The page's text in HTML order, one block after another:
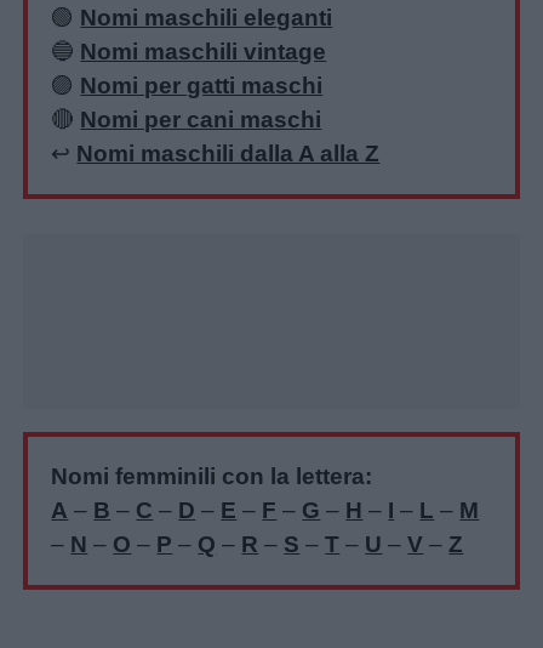
🟢 Nomi maschili eleganti
🔵 Nomi maschili vintage
🟣 Nomi per gatti maschi
🔴 Nomi per cani maschi
↩️ Nomi maschili dalla A alla Z
Nomi femminili con la lettera:
A – B – C – D – E – F – G – H – I – L – M
– N – O – P – Q – R – S –T – U –V –Z